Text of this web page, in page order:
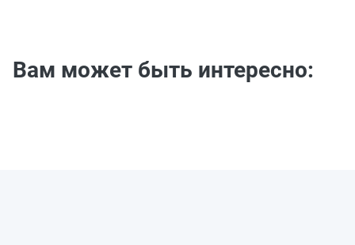
Вам может быть интересно: